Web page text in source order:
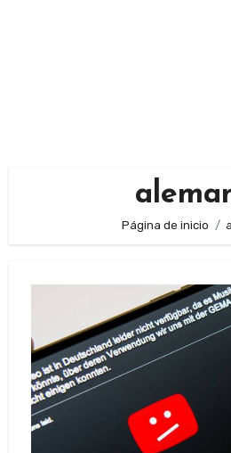
Página de inicio